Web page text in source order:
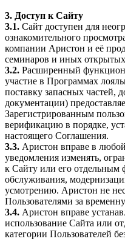
3. Доступ к Сайту
3.1. Сайт доступен для
ознакомительного
компании Аристон и её
семинаров и иных
3.2. Расширенный
участие в Программах
поставку запасных частей,
документации)
Зарегистрированным
верификацию в порядке,
настоящего Соглашения.
3.3. Аристон вправе в
уведомления изменять,
к Сайту или его отдельным
обслуживания,
усмотрению. Аристон не
Пользователями за
3.4. Аристон вправе
использование Сайта или
категории Пользователей